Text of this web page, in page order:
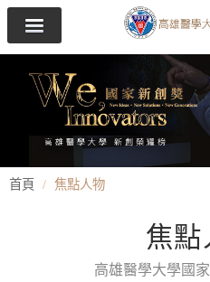
首頁 焦點人物
焦點
高雄醫學大學國